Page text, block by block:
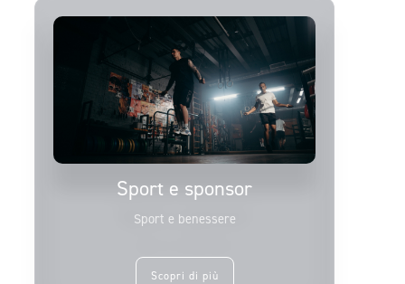
Sport e sponsor
Sport e benessere
Scopri di più